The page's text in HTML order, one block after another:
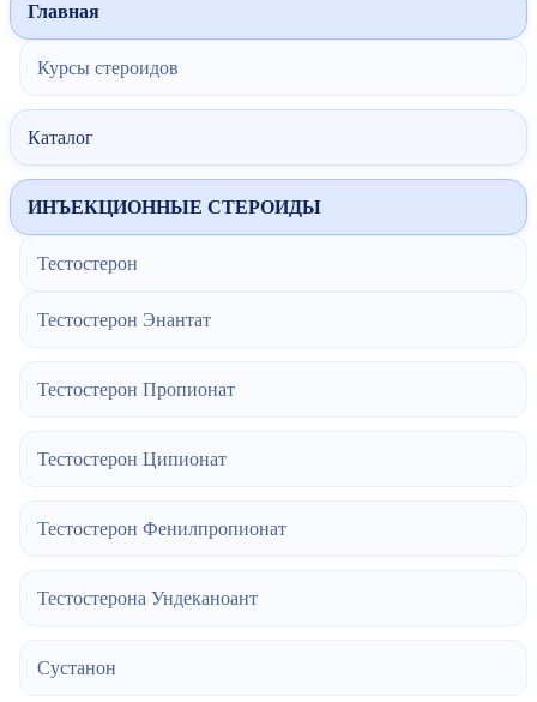
Главная
Курсы стероидов
Каталог
ИНЪЕКЦИОННЫЕ СТЕРОИДЫ
Тестостерон
Тестостерон Энантат
Тестостерон Пропионат
Тестостерон Ципионат
Тестостерон Фенилпропионат
Тестостерона Ундеканоант
Сустанон